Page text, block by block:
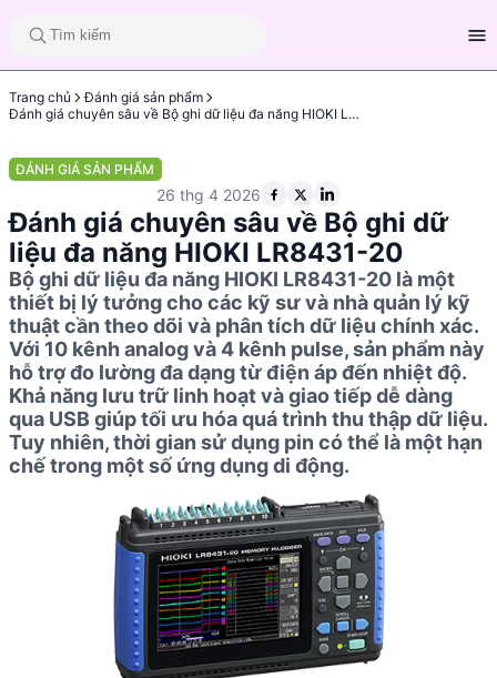
Trang chủ
Đánh giá sản phẩm
Đánh giá chuyên sâu về Bộ ghi dữ liệu đa năng HIOKI LR8431-20
ĐÁNH GIÁ SẢN PHẨM
26 thg 4 2026
Đánh giá chuyên sâu về Bộ ghi dữ
liệu đa năng HIOKI LR8431-20
Bộ ghi dữ liệu đa năng HIOKI LR8431-20 là một
thiết bị lý tưởng cho các kỹ sư và nhà quản lý kỹ
thuật cần theo dõi và phân tích dữ liệu chính xác.
Với 10 kênh analog và 4 kênh pulse, sản phẩm này
hỗ trợ đo lường đa dạng từ điện áp đến nhiệt độ.
Khả năng lưu trữ linh hoạt và giao tiếp dễ dàng
qua USB giúp tối ưu hóa quá trình thu thập dữ liệu.
Tuy nhiên, thời gian sử dụng pin có thể là một hạn
chế trong một số ứng dụng di động.